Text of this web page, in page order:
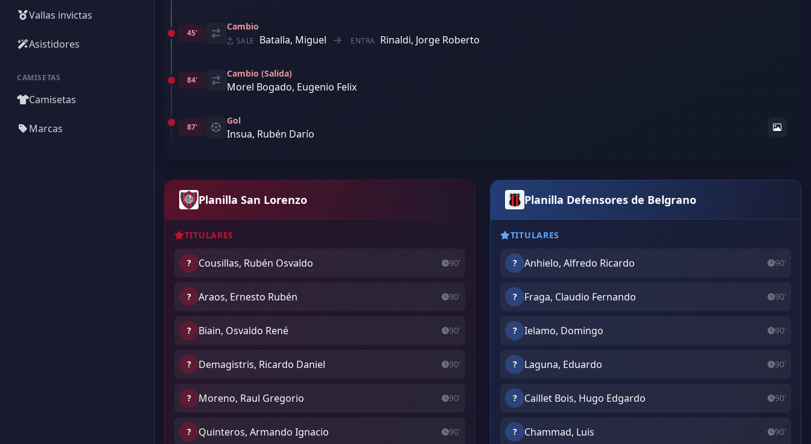
Vallas invictas
Asistidores
CAMISETAS
Camisetas
Marcas
45'
Cambio
SALE Batalla, Miguel ENTRA Rinaldi, Jorge Roberto
84'
Cambio (Salida)
Morel Bogado, Eugenio Felix
87'
Gol
Insua, Rubén Darío
Planilla San Lorenzo
TITULARES
? Cousillas, Rubén Osvaldo 90'
? Araos, Ernesto Rubén 90'
? Biain, Osvaldo René 90'
? Demagistris, Ricardo Daniel 90'
? Moreno, Raul Gregorio 90'
? Quinteros, Armando Ignacio 90'
Planilla Defensores de Belgrano
TITULARES
? Anhielo, Alfredo Ricardo 90'
? Fraga, Claudio Fernando 90'
? Ielamo, Domingo 90'
? Laguna, Eduardo 90'
? Caillet Bois, Hugo Edgardo 90'
? Chammad, Luis 90'